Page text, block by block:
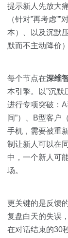
提示新人先放大
（针对”再考虑
本）、以及沉默
默而不主动降价）
每个节点在深维
本引擎。以”沉默
进行专项突破：
间”）、B型客户
手机，需要被重
制让新人可以在
中，一个新人可
场。
更关键的是反馈
复盘白天的失误
在对话结束的30